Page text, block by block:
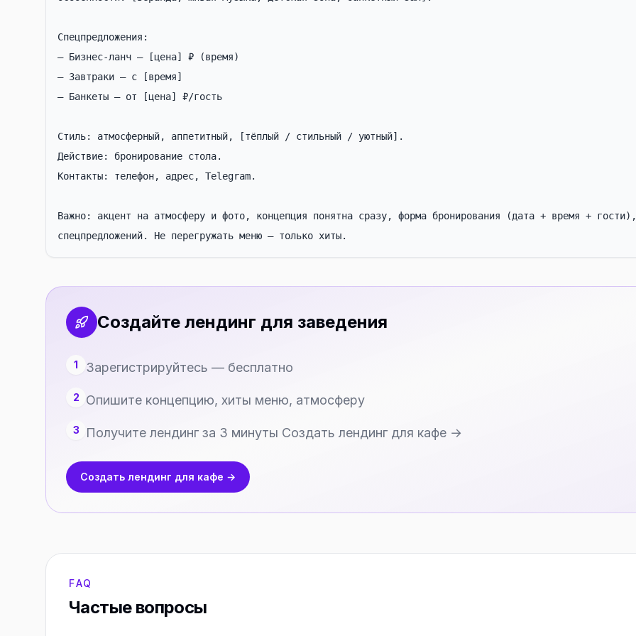
Спецпредложения:
— Бизнес-ланч — [цена] ₽ (время)
— Завтраки — с [время]
— Банкеты — от [цена] ₽/гость
Стиль: атмосферный, аппетитный, [тёплый / стильный / уютный].
Действие: бронирование стола.
Контакты: телефон, адрес, Telegram.
Важно: акцент на атмосферу и фото, концепция понятна сразу, форма бронирования (дата + время +
спецпредложений. Не перегружать меню — только хиты.
Создайте лендинг для заведения
1 Зарегистрируйтесь — бесплатно
2 Опишите концепцию, хиты меню, атмосферу
3 Получите лендинг за 3 минуты Создать лендинг для кафе →
Создать лендинг для кафе →
FAQ
Частые вопросы